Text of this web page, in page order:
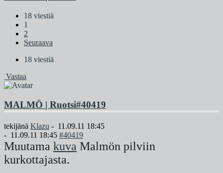
18 viestiä
1
2
Seuraava
18 viestiä
Vastaa
MALMÖ | Ruotsi#40419
tekijänä Klazu - 11.09.11 18:45
- 11.09.11 18:45 #40419
Muutama kuva Malmön pilviin
kurkottajasta.